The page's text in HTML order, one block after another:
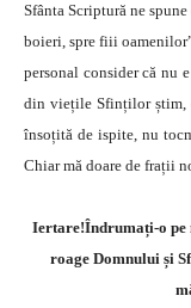
Sfânta Scriptură ne
boieri, spre fiii
personal consider că nu
din viețile Sfinților știm,
însoțită de ispite, nu
Chiar mă doare de frații
Iertare!Îndrumați-o pe
roage Domnului și